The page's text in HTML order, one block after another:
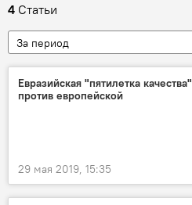
4 Статьи
За период
Евразийская "пятилетка качества"
против европейской
29 мая 2019, 15:35